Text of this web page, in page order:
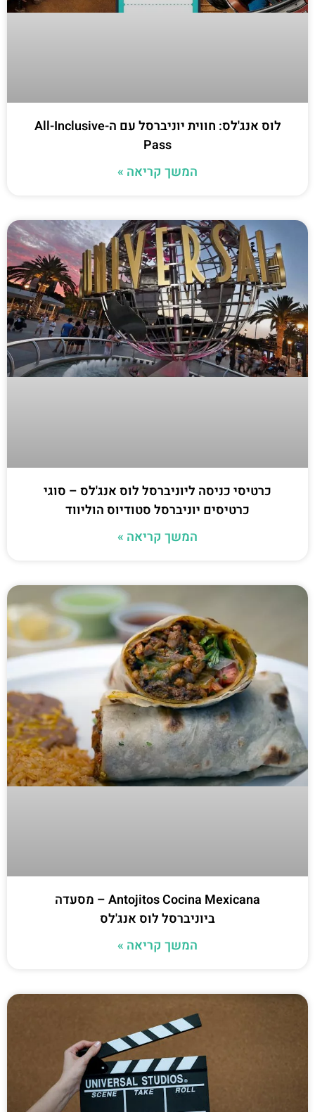
לוס אנג'לס: חווית יוניברסל עם ה-All-Inclusive
Pass
המשך קריאה »
כרטיסי כניסה ליוניברסל לוס אנג'לס – סוגי
כרטיסים יוניברסל סטודיוס הוליווד
המשך קריאה »
Antojitos Cocina Mexicana – מסעדה
ביוניברסל לוס אנג'לס
המשך קריאה »